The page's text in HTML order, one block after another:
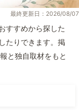
最終更新日：2026/08/07
すすめから探した
たりできます。掲
と独自取材をもと